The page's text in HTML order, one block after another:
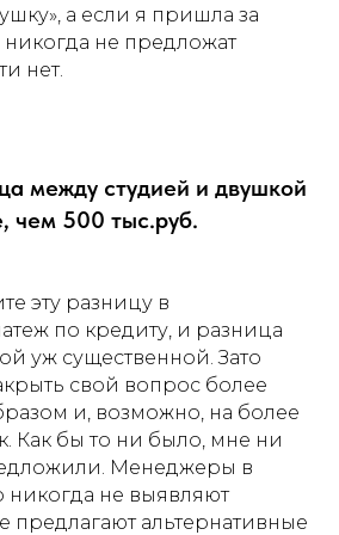
а если я пришла за
не предложат
нет.
между студией и двушкой
чем 500 тыс.руб.
эту разницу в
по кредиту, и разница
уж существенной. Зато
свой вопрос более
и, возможно, на более
Как бы то ни было, мне ни
Менеджеры в
никогда не выявляют
предлагают альтернативные